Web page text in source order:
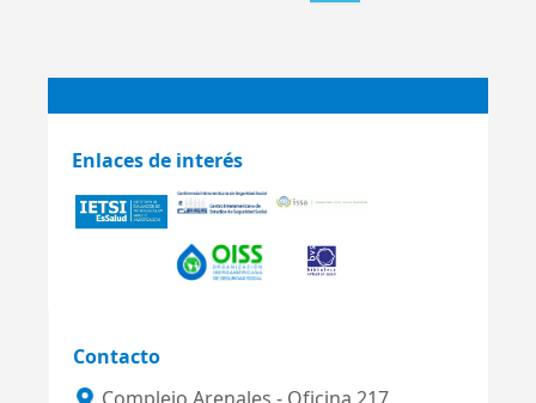
Enlaces de interés
Contacto